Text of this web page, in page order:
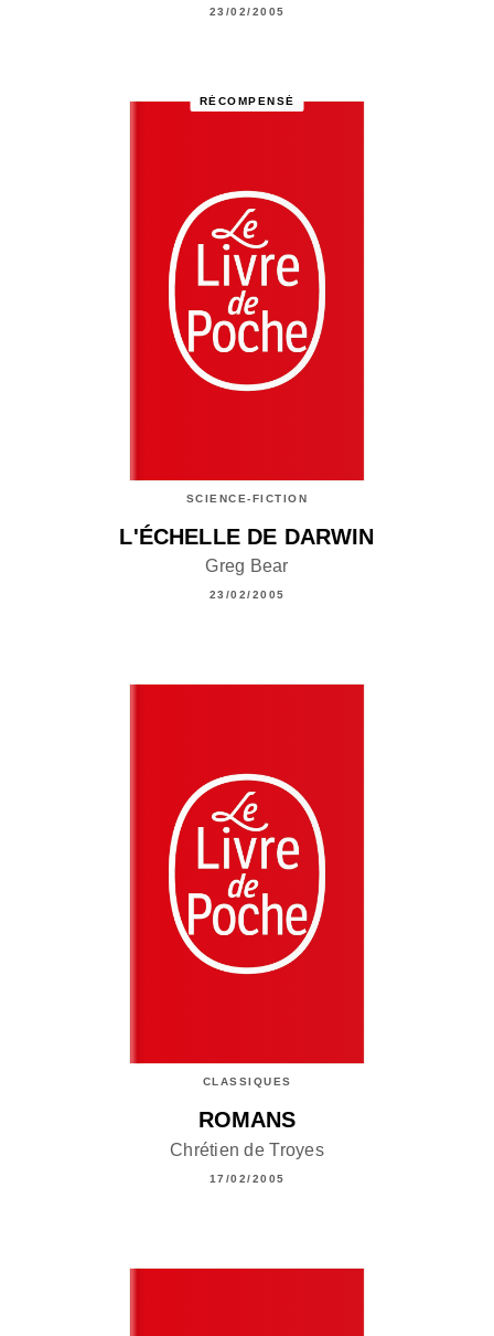
23/02/2005
RÉCOMPENSÉ
SCIENCE-FICTION
L'ÉCHELLE DE DARWIN
Greg Bear
23/02/2005
CLASSIQUES
ROMANS
Chrétien de Troyes
17/02/2005